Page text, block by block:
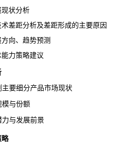
状分析
距分析及差距形成的主要原因
向、趋势预测
力策略建议
细分产品市场现状
与份额
与发展前景
略